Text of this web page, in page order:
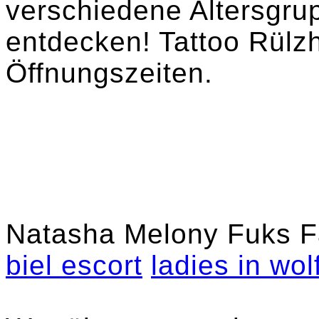
verschiedene
entdecken! Tattoo
Öffnungszeiten.
Natasha Melony Fuks
biel escort ladies in